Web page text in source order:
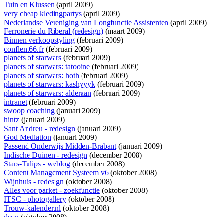
Tuin en Klussen (april 2009)
very cheap kledingpartys (april 2009)
Nederlandse Vereniging van Longfunctie Assistenten (april 2009)
Ferronerie du Riberal (redesign) (maart 2009)
Binnen verkoopstyling (februari 2009)
conflent66.fr(februari 2009)
planets of starwars (februari 2009)
planets of starwars: tatooine (februari 2009)
planets of starwars: hoth (februari 2009)
planets of starwars: kashyyyk (februari 2009)
planets of starwars: alderaan (februari 2009)
intranet(februari 2009)
swoop coaching (januari 2009)
hintz (januari 2009)
Sant Andreu - redesign (januari 2009)
God Mediation (januari 2009)
Passend Onderwijs Midden-Brabant(januari 2009)
Indische Duinen - redesign (december 2008)
Stars-Tulips - weblog (december 2008)
Content Management Systeem v6 (oktober 2008)
Wijnhuis - redesign (oktober 2008)
Alles voor parket - zoekfunctie (oktober 2008)
ITSC - photogallery (oktober 2008)
Trouw-kalender.nl (oktober 2008)